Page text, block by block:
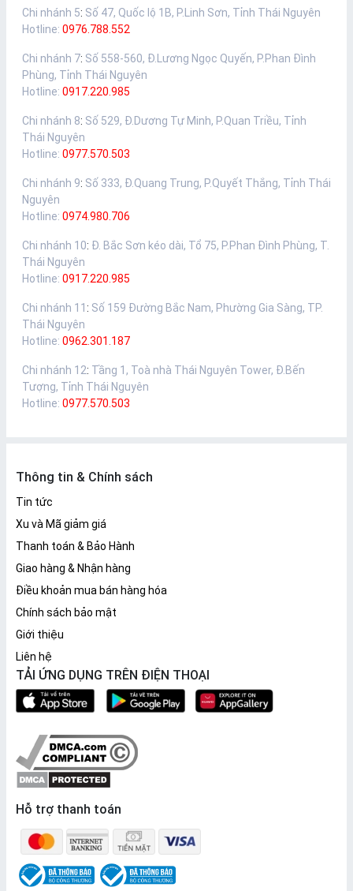
Chi nhánh 5: Số 47, Quốc lộ 1B, P.Linh Sơn, Tỉnh Thái Nguyên
Hotline: 0976.788.552
Chi nhánh 7: Số 558-560, Đ.Lương Ngọc Quyến, P.Phan Đình
Phùng, Tỉnh Thái Nguyên
Hotline: 0917.220.985
Chi nhánh 8: Số 529, Đ.Dương Tự Minh, P.Quan Triều, Tỉnh
Thái Nguyên
Hotline: 0977.570.503
Chi nhánh 9: Số 333, Đ.Quang Trung, P.Quyết Thắng, Tỉnh Thái
Nguyên
Hotline: 0974.980.706
Chi nhánh 10: Đ. Bắc Sơn kéo dài, Tổ 75, P.Phan Đình Phùng, T.
Thái Nguyên
Hotline: 0917.220.985
Chi nhánh 11 : Số 159 Đường Bắc Nam, Phường Gia Sàng, TP.
Thái Nguyên
Hotline: 0962.301.187
Chi nhánh 12: Tầng 1, Toà nhà Thái Nguyên Tower, Đ.Bến
Tượng, Tỉnh Thái Nguyên
Hotline: 0977.570.503
Thông tin & Chính sách
Tin tức
Xu và Mã giảm giá
Thanh toán & Bảo Hành
Giao hàng & Nhận hàng
Điều khoản mua bán hàng hóa
Chính sách bảo mật
Giới thiệu
Liên hệ
TẢI ỨNG DỤNG TRÊN ĐIỆN THOẠI
Hỗ trợ thanh toán